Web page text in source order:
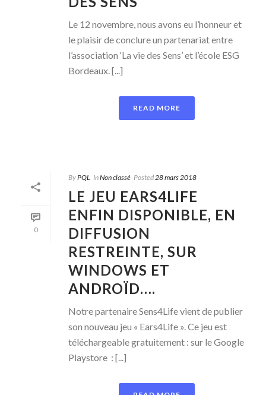
Le 12 novembre, nous avons eu l’honneur et
le plaisir de conclure un partenariat entre
l’association ‘La vie des Sens’ et l’école ESG
Bordeaux. [...]
READ MORE
0
ByPQL InNon classé Posted28 mars 2018
LE JEU EARS4LIFE
ENFIN DISPONIBLE, EN
DIFFUSION
RESTREINTE, SUR
WINDOWS ET
ANDROÏD….
Notre partenaire Sens4Life vient de publier
son nouveau jeu « Ears4Life ». Ce jeu est
téléchargeable gratuitement : sur le Google
Playstore : [...]